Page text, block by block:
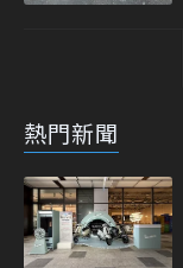
熱門新聞